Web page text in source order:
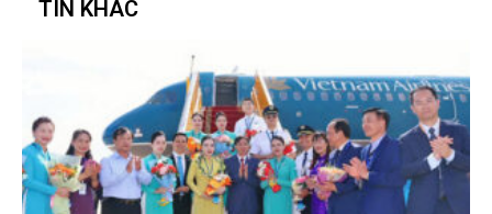
TIN KHÁC